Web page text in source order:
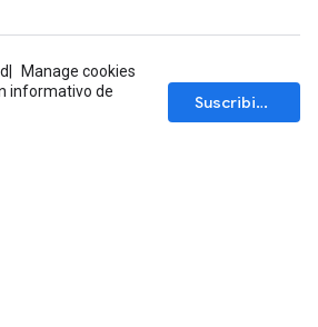
Manage cookies
informativo de
Suscribirse